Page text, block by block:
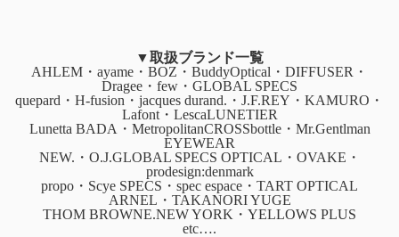
▼取扱ブランド一覧
AHLEM・ayame・BOZ・BuddyOptical・DIFFUSER・
Dragee・few・GLOBAL SPECS
quepard・H-fusion・jacques durand.・J.F.REY・KAMURO・
Lafont・LescaLUNETIER
Lunetta BADA・MetropolitanCROSSbottle・Mr.Gentlman
EYEWEAR
NEW.・O.J.GLOBAL SPECS OPTICAL・OVAKE・
prodesign:denmark
propo・Scye SPECS・spec espace・TART OPTICAL
ARNEL・TAKANORI YUGE
THOM BROWNE.NEW YORK・YELLOWS PLUS
etc….